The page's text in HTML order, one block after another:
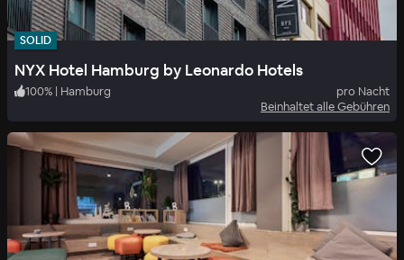
SOLID
NYX Hotel Hamburg by Leonardo Hotels
100% | Hamburg
pro Nacht
Beinhaltet alle Gebühren